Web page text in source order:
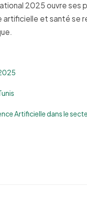
2025 ouvre
et santé se
Artificielle dans le